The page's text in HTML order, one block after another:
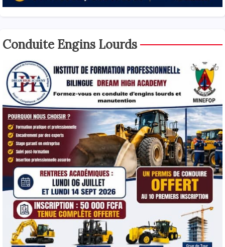
Conduite Engins Lourds